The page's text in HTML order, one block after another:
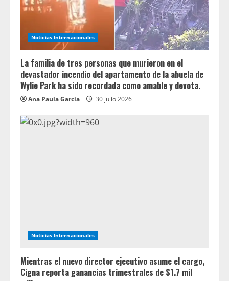
Noticias Internacionales
La familia de tres personas que murieron en el
devastador incendio del apartamento de la abuela de
Wylie Park ha sido recordada como amable y devota.
Ana Paula García 30 julio 2026
Noticias Internacionales
Mientras el nuevo director ejecutivo asume el cargo,
Cigna reporta ganancias trimestrales de $1.7 mil